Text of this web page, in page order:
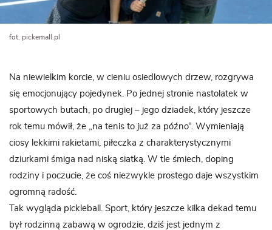
fot. pickemall.pl
Na niewielkim korcie, w cieniu osiedlowych drzew, rozgrywa
się emocjonujący pojedynek. Po jednej stronie nastolatek w
sportowych butach, po drugiej – jego dziadek, który jeszcze
rok temu mówił, że „na tenis to już za późno”. Wymieniają
ciosy lekkimi rakietami, piłeczka z charakterystycznymi
dziurkami śmiga nad niską siatką. W tle śmiech, doping
rodziny i poczucie, że coś niezwykle prostego daje wszystkim
ogromną radość.
Tak wygląda pickleball. Sport, który jeszcze kilka dekad temu
był rodzinną zabawą w ogrodzie, dziś jest jednym z